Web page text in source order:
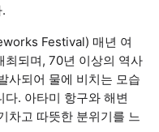
Festival) 매년 여
최되며, 70년 이상의 역사
사되어 물에 비치는 모습
. 아타미 항구와 해변
차고 따뜻한 분위기를 느